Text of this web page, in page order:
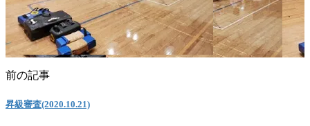
前の記事
昇級審査(2020.10.21)